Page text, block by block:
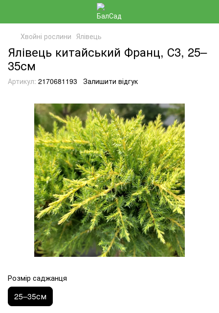
Хвойні рослини Ялівець
Ялівець китайський Франц, С3, 25–
35см
Артикул: 2170681193 Залишити відгук
Розмір саджанця
25–35см